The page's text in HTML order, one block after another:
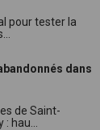
pour tester la
dans
de Saint-
hau...